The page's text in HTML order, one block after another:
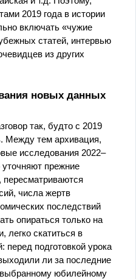
2019 года в истории
включать «чужие
статей, интервью
из других
новых данных
так, будто с 2019
Между тем архивация,
исследования 2022–
уточняют прежние
числа жертв
последствий
опираться только на
легко скатиться в
подготовкой урока
ли за последние
юбилейному